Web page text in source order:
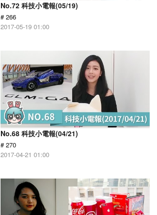
No.72 科技小電報(05/19)
# 266
2017-05-19 01:00
No.68 科技小電報(04/21)
# 270
2017-04-21 01:00